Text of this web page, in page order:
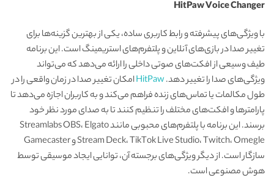
HitPaw Voice Changer
با ویژگی‌های پیشرفته و رابط کاربری ساده، یکی از بهترین گزینه‌ها برای
تغییر صدا در بازی‌های آنلاین و پلتفرم‌های استریمینگ است. این برنامه
طیف وسیعی از افکت‌های صوتی داخلی را ارائه می‌دهد که می‌تواند
ویژگی‌های صدا را تغییر دهد.HitPawامکان تغییر صدا در زمان واقعی را در
طول مکالمات یا تماس‌های زنده فراهم می‌کند و به کاربران اجازه می‌دهد تا
پارامترها و افکت‌های مختلف را تنظیم کنند تا به صدای مورد نظر خود
برسند. این برنامه با پلتفرم‌های محبوبی مانند Streamlabs OBS، Elgato
Stream Deck، TikTok Live Studio، Twitch، Omegle و Gamecaster
سازگار است. از دیگر ویژگی‌های برجسته آن، توانایی ایجاد موسیقی توسط
هوش مصنوعی است.